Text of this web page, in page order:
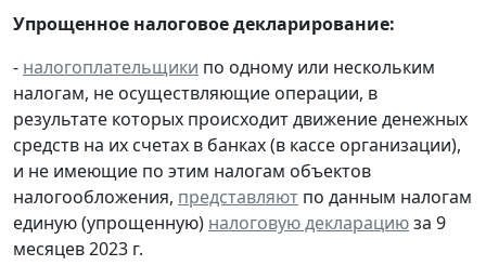
Упрощенное налоговое декларирование:
- налогоплательщики по одному или нескольким
налогам, не осуществляющие операции, в
результате которых происходит движение денежных
средств на их счетах в банках (в кассе организации),
и не имеющие по этим налогам объектов
налогообложения, представляют по данным налогам
единую (упрощенную) налоговую декларациюза 9
месяцев 2023 г.